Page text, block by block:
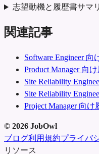
志望動機と履歴書サマ
関連記事
Software Engineer
Product Manager 向
Site Reliability
Site Reliability
Project Manager 向
© 2026 JobOwl
ブログ利用規約プライバ
リソース